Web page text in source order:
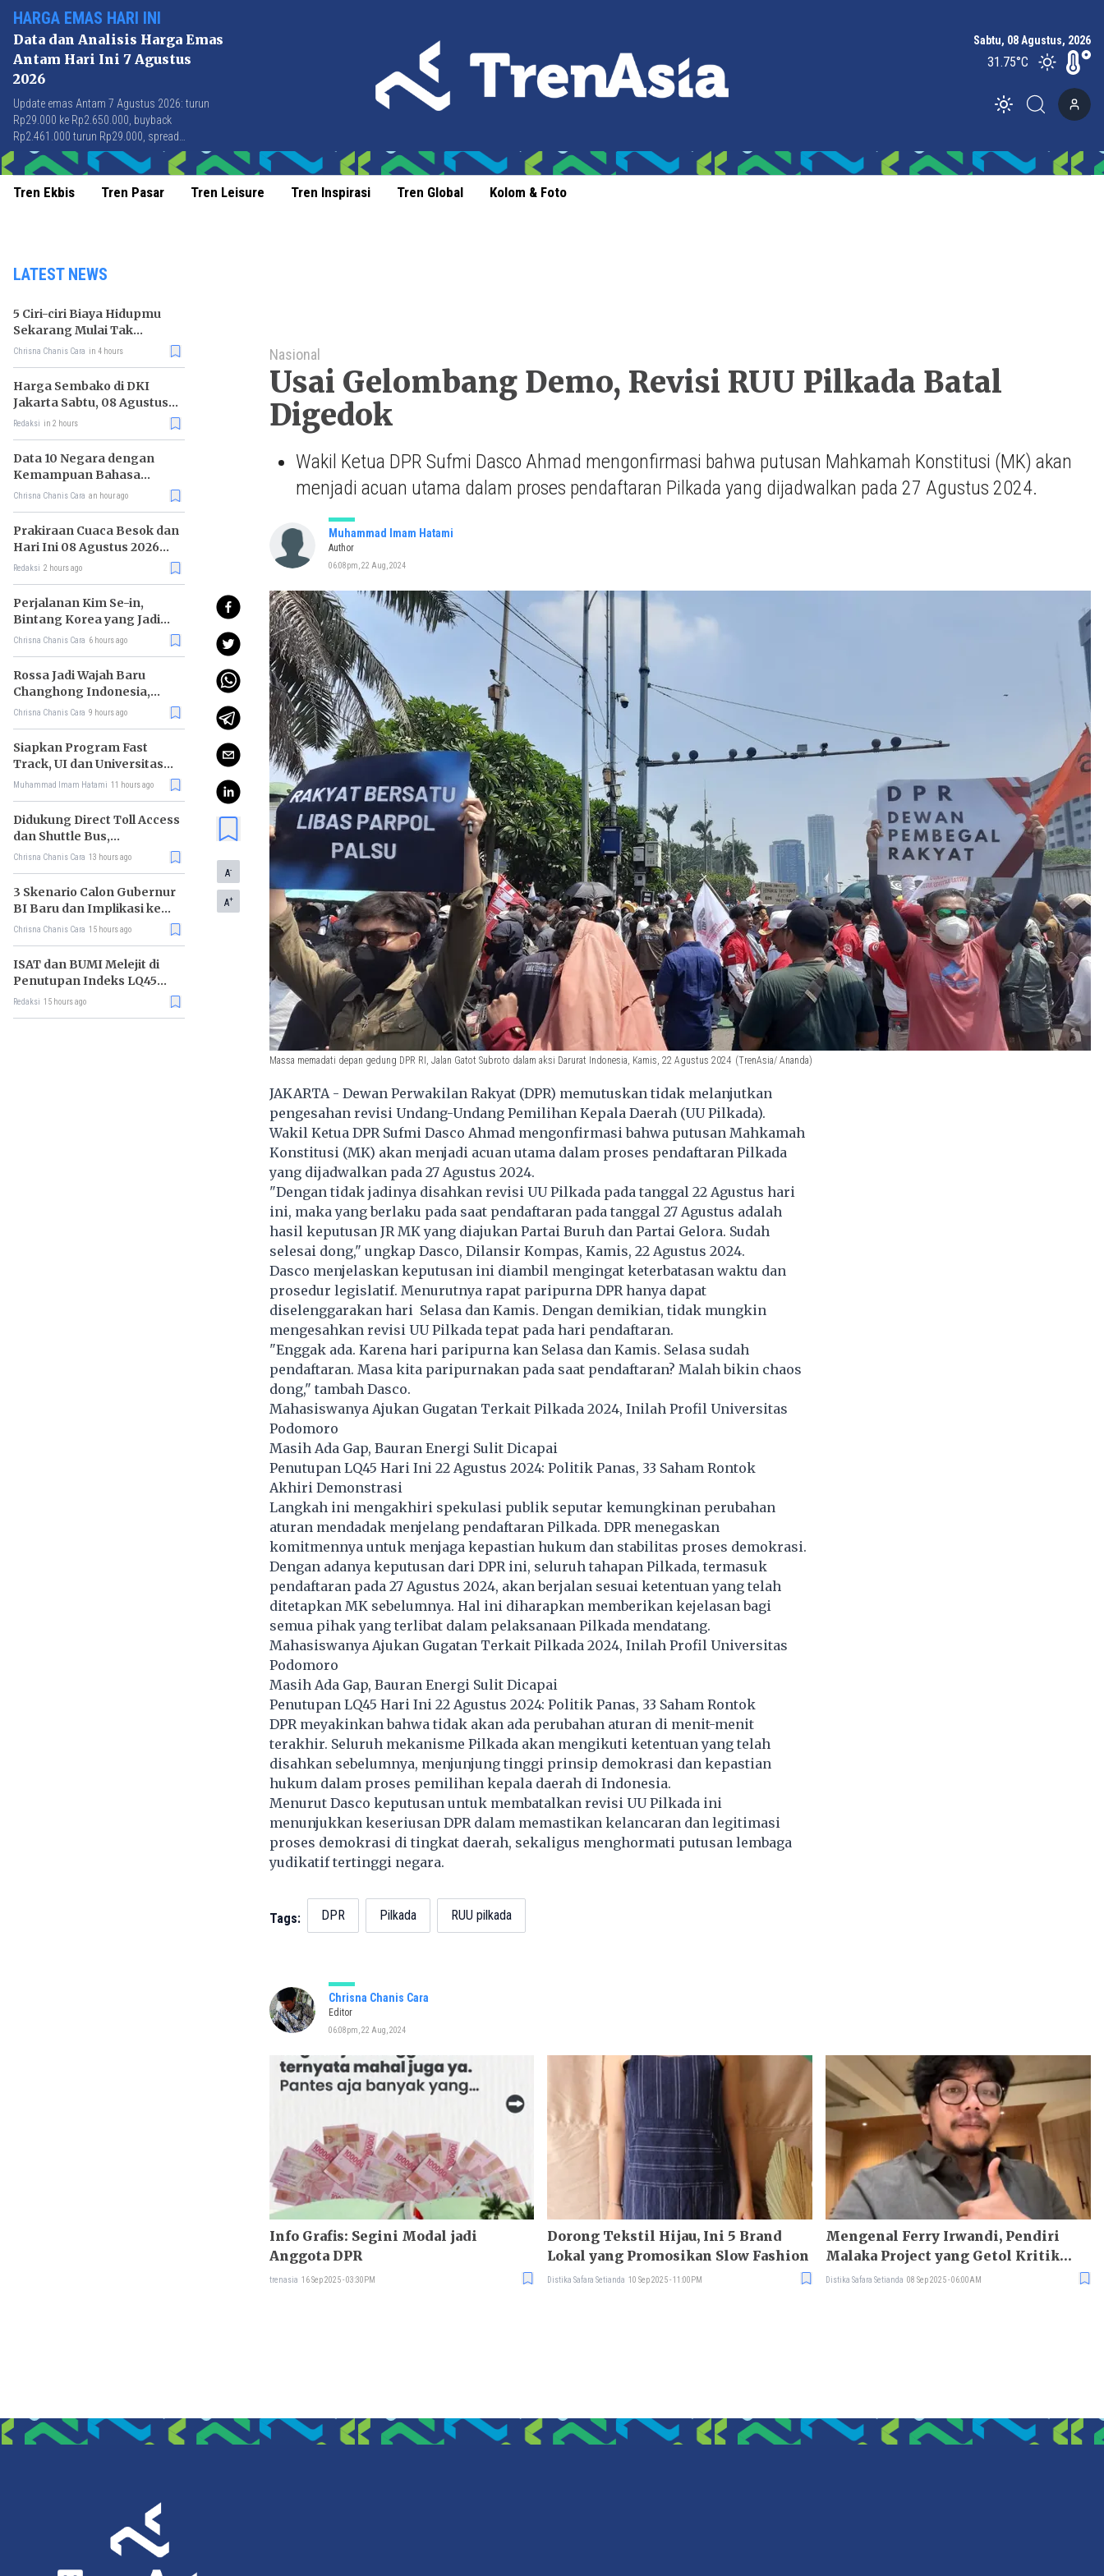
HARGA EMAS HARI INI
Data dan Analisis Harga Emas
Antam Hari Ini 7 Agustus
2026
Update emas Antam 7 Agustus 2026: turun
Rp29.000 ke Rp2.650.000, buyback
Rp2.461.000 turun Rp29.000, spread
Rp189.000 stabil di level terbaik sejak April
2026.
Sabtu, 08 Agustus, 2026
31.75°C
Toggle theme
Tren Ekbis Tren Pasar Tren Leisure Tren Inspirasi Tren Global Kolom & Foto
LATEST NEWS
5 Ciri-ciri Biaya Hidupmu
Sekarang Mulai Tak
Terkendali
Chrisna Chanis Cara in 4 hours
Harga Sembako di DKI
Jakarta Sabtu, 08 Agustus
2026, Daging Kambing
Redaksi in 2 hours
Data 10 Negara dengan
Kemampuan Bahasa
Inggris Terbaik
Chrisna Chanis Cara an hour ago
Prakiraan Cuaca Besok dan
Hari Ini 08 Agustus 2026
untuk Wilayah DKI Jakarta
Redaksi 2 hours ago
Perjalanan Kim Se-in,
Bintang Korea yang Jadi
Kurir Makanan
Chrisna Chanis Cara 6 hours ago
Rossa Jadi Wajah Baru
Changhong Indonesia,
Garansi Produk Kini
Chrisna Chanis Cara 9 hours ago
Siapkan Program Fast
Track, UI dan Universitas
Agung Podomoro Jalin
Muhammad Imam Hatami 11 hours ago
Didukung Direct Toll Access
dan Shuttle Bus,
Paramount Petals Kian
Chrisna Chanis Cara 13 hours ago
3 Skenario Calon Gubernur
BI Baru dan Implikasi ke
Pasar
Chrisna Chanis Cara 15 hours ago
ISAT dan BUMI Melejit di
Penutupan Indeks LQ45
Hari Ini
Redaksi 15 hours ago
A-
A+
Nasional
Usai Gelombang Demo, Revisi RUU Pilkada Batal
Digedok
Wakil Ketua DPR Sufmi Dasco Ahmad mengonfirmasi bahwa putusan Mahkamah Konstitusi (MK) akan
menjadi acuan utama dalam proses pendaftaran Pilkada yang dijadwalkan pada 27 Agustus 2024.
Muhammad Imam Hatami
Author
06:08pm, 22 Aug, 2024
Massa memadati depan gedung DPR RI, Jalan Gatot Subroto dalam aksi Darurat Indonesia, Kamis, 22 Agustus 2024 (TrenAsia/ Ananda)
JAKARTA - Dewan Perwakilan Rakyat (DPR) memutuskan tidak melanjutkan
pengesahan revisi Undang-Undang Pemilihan Kepala Daerah (UU Pilkada).
Wakil Ketua DPR Sufmi Dasco Ahmad mengonfirmasi bahwa putusan Mahkamah
Konstitusi (MK) akan menjadi acuan utama dalam proses pendaftaran Pilkada
yang dijadwalkan pada 27 Agustus 2024.
"Dengan tidak jadinya disahkan revisi UU Pilkada pada tanggal 22 Agustus hari
ini, maka yang berlaku pada saat pendaftaran pada tanggal 27 Agustus adalah
hasil keputusan JR MK yang diajukan Partai Buruh dan Partai Gelora. Sudah
selesai dong," ungkap Dasco, Dilansir Kompas, Kamis, 22 Agustus 2024.
Dasco menjelaskan keputusan ini diambil mengingat keterbatasan waktu dan
prosedur legislatif. Menurutnya rapat paripurna DPR hanya dapat
diselenggarakan hari Selasa dan Kamis. Dengan demikian, tidak mungkin
mengesahkan revisi UU Pilkada tepat pada hari pendaftaran.
"Enggak ada. Karena hari paripurna kan Selasa dan Kamis. Selasa sudah
pendaftaran. Masa kita paripurnakan pada saat pendaftaran? Malah bikin chaos
dong," tambah Dasco.
Mahasiswanya Ajukan Gugatan Terkait Pilkada 2024, Inilah Profil Universitas
Podomoro
Masih Ada Gap, Bauran Energi Sulit Dicapai
Penutupan LQ45 Hari Ini 22 Agustus 2024: Politik Panas, 33 Saham Rontok
Akhiri Demonstrasi
Langkah ini mengakhiri spekulasi publik seputar kemungkinan perubahan
aturan mendadak menjelang pendaftaran Pilkada. DPR menegaskan
komitmennya untuk menjaga kepastian hukum dan stabilitas proses demokrasi.
Dengan adanya keputusan dari DPR ini, seluruh tahapan Pilkada, termasuk
pendaftaran pada 27 Agustus 2024, akan berjalan sesuai ketentuan yang telah
ditetapkan MK sebelumnya. Hal ini diharapkan memberikan kejelasan bagi
semua pihak yang terlibat dalam pelaksanaan Pilkada mendatang.
Mahasiswanya Ajukan Gugatan Terkait Pilkada 2024, Inilah Profil Universitas
Podomoro
Masih Ada Gap, Bauran Energi Sulit Dicapai
Penutupan LQ45 Hari Ini 22 Agustus 2024: Politik Panas, 33 Saham Rontok
DPR meyakinkan bahwa tidak akan ada perubahan aturan di menit-menit
terakhir. Seluruh mekanisme Pilkada akan mengikuti ketentuan yang telah
disahkan sebelumnya, menjunjung tinggi prinsip demokrasi dan kepastian
hukum dalam proses pemilihan kepala daerah di Indonesia.
Menurut Dasco keputusan untuk membatalkan revisi UU Pilkada ini
menunjukkan keseriusan DPR dalam memastikan kelancaran dan legitimasi
proses demokrasi di tingkat daerah, sekaligus menghormati putusan lembaga
yudikatif tertinggi negara.
Tags: DPR Pilkada RUU pilkada
Chrisna Chanis Cara
Editor
06:08pm, 22 Aug, 2024
Info Grafis: Segini Modal jadi
Anggota DPR
trenasia 16 Sep 2025 - 03:30PM
Dorong Tekstil Hijau, Ini 5 Brand
Lokal yang Promosikan Slow Fashion
Distika Safara Setianda 10 Sep 2025 - 11:00PM
Mengenal Ferry Irwandi, Pendiri
Malaka Project yang Getol Kritik
Penguasa
Distika Safara Setianda 08 Sep 2025 - 06:00AM